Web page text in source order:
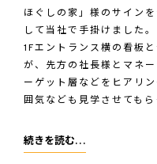
ほぐしの家」様のサイン
して当社で手掛けました
1Fエントランス横の看板
が、先方の社長様とマネ
ーゲット層などをヒアリ
囲気なども見学させてもら
続きを読む…